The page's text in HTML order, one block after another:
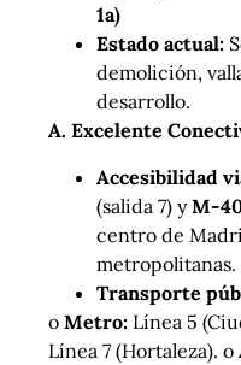
1a)
Estado actual:
demolición,
desarrollo.
A. Excelente
Accesibilidad
(salida 7) yM-
centro de
metropolitanas.
Transporte
o Metro: Línea 5
Línea 7 (Hortaleza). o